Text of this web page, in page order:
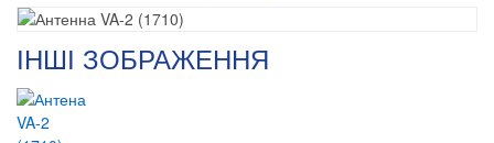
ІНШІ ЗОБРАЖЕННЯ